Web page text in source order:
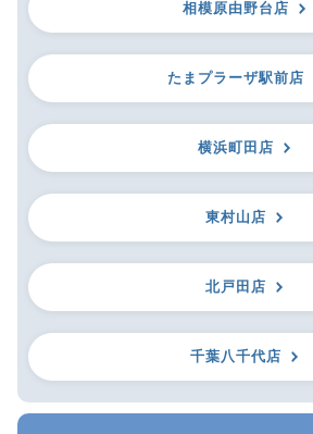
相模原由野台店
たまプラーザ駅前店
横浜町田店
東村山店
北戸田店
千葉八千代店